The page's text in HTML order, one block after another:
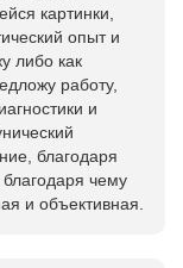
картинки,
опыт и
либо как
работу,
и
благодаря
чему
и объективная.